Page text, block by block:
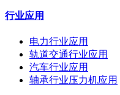
行业应用
电力行业应用
轨道交通行业应用
汽车行业应用
轴承行业压力机应用